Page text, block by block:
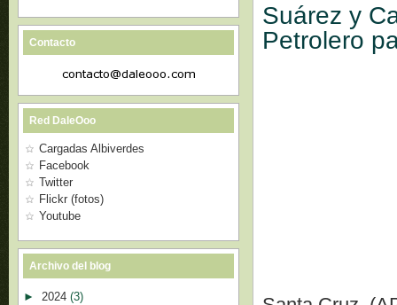
Suárez y
Petrolero
Contacto
Red DaleOoo
Cargadas Albiverdes
Facebook
Twitter
Flickr (fotos)
Youtube
Archivo del blog
► 2024 (3)